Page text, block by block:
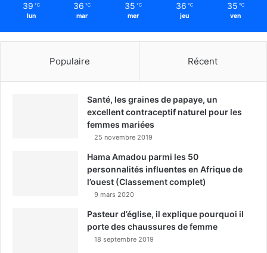
39 ℃
lun
36 ℃
mar
35 ℃
mer
36 ℃
jeu
35 ℃
ven
Populaire Récent
Santé, les graines de papaye, un
excellent contraceptif naturel pour les
femmes mariées
25 novembre 2019
Hama Amadou parmi les 50
personnalités influentes en Afrique de
l’ouest (Classement complet)
9 mars 2020
Pasteur d’église, il explique pourquoi il
porte des chaussures de femme
18 septembre 2019